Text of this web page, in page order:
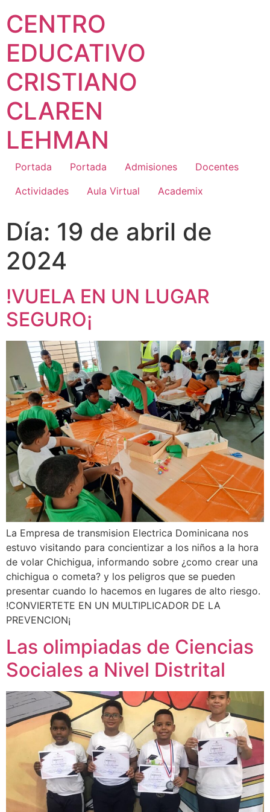
CENTRO
EDUCATIVO
CRISTIANO
CLAREN
LEHMAN
Portada Portada Admisiones
Docentes
Actividades
Aula Virtual Academix
Día: 19 de abril de
2024
!VUELA EN UN LUGAR
SEGURO¡
La Empresa de transmision Electrica Dominicana nos
estuvo visitando para concientizar a los niños a la hora
de volar Chichigua, informando sobre ¿como crear una
chichigua o cometa? y los peligros que se pueden
presentar cuando lo hacemos en lugares de alto riesgo.
!CONVIERTETE EN UN MULTIPLICADOR DE LA
PREVENCION¡
Las olimpiadas de Ciencias
Sociales a Nivel Distrital